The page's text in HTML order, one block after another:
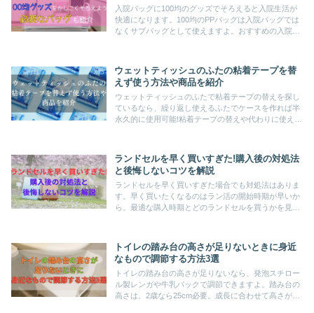
入院バッグに100均のグッズでそろえると入院生活が
快適になります。100均のPPバッグは入院バッグでは
なくサブバッグとして使えますよ。おすすめの入院バ
ウェットティッシュのふたの粘着テープを替
えず使う方法や商品を紹介
ウェットティッシュのふたで粘着テープの替えを探し
ているなら、繰り返し使えるふたでケースを作れば半
永久的に使用可能!粘着テープの替えや代わりに使える
ランドセルを早く買いすぎた!購入後の対処法
と後悔しないコツを解説
ランドセルを早く買いすぎた場合でも対処法はありま
す。早く買いたくなるのはラン活の開始時期が早いか
ら。最適な購入時期とどのランドセルを買うかを見極
トイレの踏み台の高さが足りないときに身近
なもので調節する方法3選
トイレの踏み台の高さが足りないなら、発泡スチロー
ル製レンガや牛乳パックで調節できますよ。踏み台の
高さは、2歳なら25cm必要。成長に合わせて高さが調